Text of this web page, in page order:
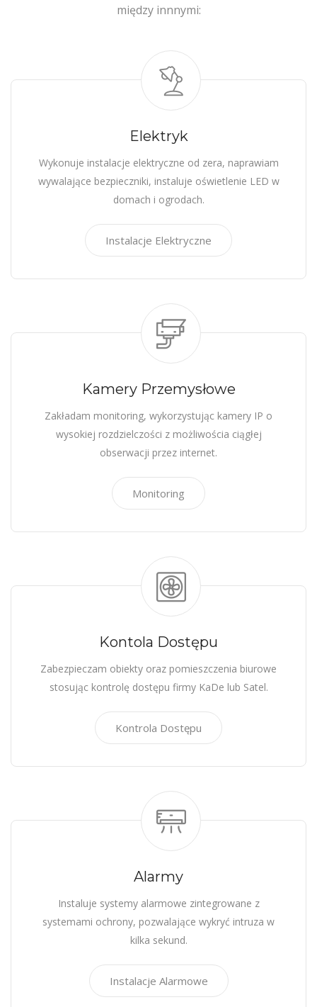
między innnymi:
Elektryk
Wykonuje instalacje elektryczne od zera, naprawiam
wywalające bezpieczniki, instaluje oświetlenie LED w
domach i ogrodach.
Instalacje Elektryczne
Kamery Przemysłowe
Zakładam monitoring, wykorzystując kamery IP o
wysokiej rozdzielczości z możliwościa ciągłej
obserwacji przez internet.
Monitoring
Kontola Dostępu
Zabezpieczam obiekty oraz pomieszczenia biurowe
stosując kontrolę dostępu firmy KaDe lub Satel.
Kontrola Dostępu
Alarmy
Instaluje systemy alarmowe zintegrowane z
systemami ochrony, pozwalające wykryć intruza w
kilka sekund.
Instalacje Alarmowe